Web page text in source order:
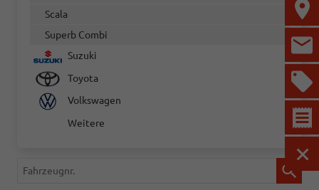
Scala
Superb Combi
Suzuki
Toyota
Volkswagen
Weitere
Fahrzeugnr.